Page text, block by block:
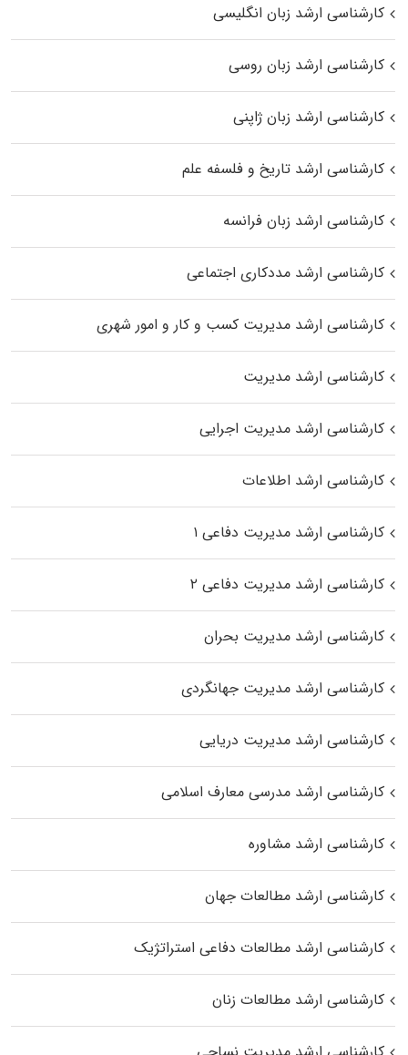
کارشناسی ارشد زبان انگلیسی
کارشناسی ارشد زبان روسی
کارشناسی ارشد زبان ژاپنی
کارشناسی ارشد تاریخ و فلسفه علم
کارشناسی ارشد زبان فرانسه
کارشناسی ارشد مددکاری اجتماعی
کارشناسی ارشد مدیریت کسب و کار و امور شهری
کارشناسی ارشد مدیریت
کارشناسی ارشد مدیریت اجرایی
کارشناسی ارشد اطلاعات
کارشناسی ارشد مدیریت دفاعی ۱
کارشناسی ارشد مدیریت دفاعی ۲
کارشناسی ارشد مدیریت بحران
کارشناسی ارشد مدیریت جهانگردی
کارشناسی ارشد مدیریت دریایی
کارشناسی ارشد مدرسی معارف اسلامی
کارشناسی ارشد مشاوره
کارشناسی ارشد مطالعات جهان
کارشناسی ارشد مطالعات دفاعی استراتژیک
کارشناسی ارشد مطالعات زنان